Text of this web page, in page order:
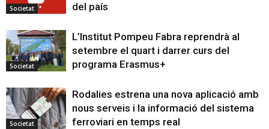
Societat
del país
Societat
L’Institut Pompeu Fabra reprendrà al
setembre el quart i darrer curs del
programa Erasmus+
Societat
Rodalies estrena una nova aplicació amb
nous serveis i la informació del sistema
ferroviari en temps real